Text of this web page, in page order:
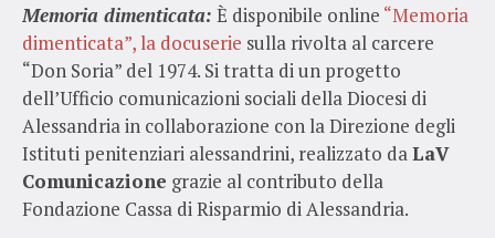
Memoria dimenticata: È disponibile online “Memoria
dimenticata”, la docuserie sulla rivolta al carcere
“Don Soria” del 1974. Si tratta di un progetto
dell’Ufficio comunicazioni sociali della Diocesi di
Alessandria in collaborazione con la Direzione degli
Istituti penitenziari alessandrini, realizzato da LaV
Comunicazione grazie al contributo della
Fondazione Cassa di Risparmio di Alessandria.